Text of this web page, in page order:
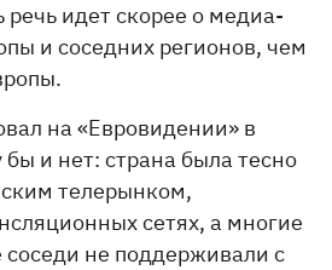
речь идет скорее о медиа-
и соседних регионов, чем
на «Евровидении» в
и нет: страна была тесно
телерынком,
сетях, а многие
не поддерживали с